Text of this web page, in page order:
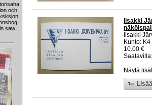
och
saw
Iisakki
Iisakki
Kunto:
10.00 €
Näytä